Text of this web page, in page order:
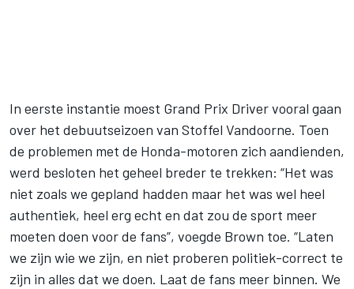
In eerste instantie moest Grand Prix Driver vooral gaan
over het debuutseizoen van Stoffel Vandoorne. Toen
de problemen met de Honda-motoren zich aandienden,
werd besloten het geheel breder te trekken: “Het was
niet zoals we gepland hadden maar het was wel heel
authentiek, heel erg echt en dat zou de sport meer
moeten doen voor de fans”, voegde Brown toe. “Laten
we zijn wie we zijn, en niet proberen politiek-correct te
zijn in alles dat we doen. Laat de fans meer binnen. We